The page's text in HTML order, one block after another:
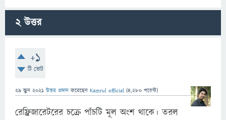
2উত্তর
+1
টি ভোট
29 জুন 2021 উত্তর প্রদান করেছেন Kamrul official (4,280 পয়েন্ট)
রেফ্রিজারেটরের চক্রে পাঁচটি মূল অংশ থাকে। তরল